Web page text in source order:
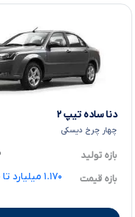
دنا ساده تیپ ۲
چهار چرخ دیسکی
بازه تولید
بازه قیمت